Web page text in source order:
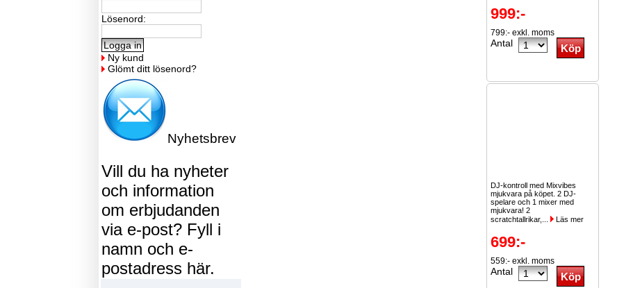
Lösenord:
Ny kund
Glömt ditt lösenord?
Nyhetsbrev
Vill du ha nyheter
och information
om erbjudanden
via e-post? Fyll i
namn och e-
postadress här.
999:-
799:- exkl. moms
Antal
DJ-kontroll med Mixvibes
mjukvara på köpet. 2 DJ-
spelare och 1 mixer med
mjukvara! 2
scratchtallrikar,...
Läs mer
699:-
559:- exkl. moms
Antal